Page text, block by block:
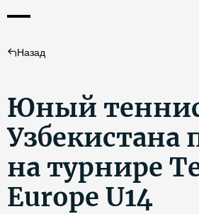
Назад
Юный
Узбекистана
на турнире
Europe U14